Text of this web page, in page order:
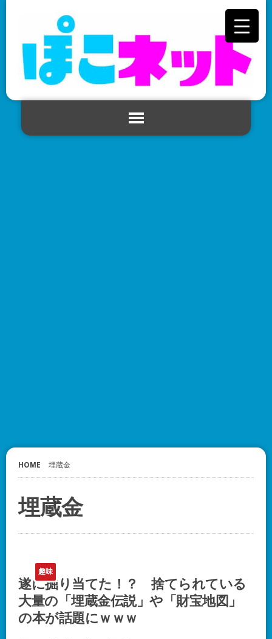
HOME 埋蔵金
埋蔵金
趣味
遂に掘り当てた！？ 捨てられている
大量の「埋蔵金伝説」や「財宝地図」
の本が話題にｗｗｗ